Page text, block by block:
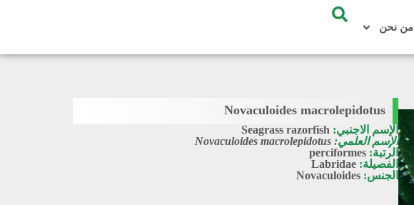
من نحن
Novaculoides macrolepidotus
الإسم الاجنبي: Seagrass razorfish
الإسم العلمي: Novaculoides macrolepidotus
الرتبة: perciformes
الفصيلة: Labridae
الجنس: Novaculoides